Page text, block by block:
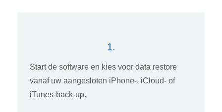
1.
Start de software en kies voor data restore
vanaf uw aangesloten iPhone-, iCloud- of
iTunes-back-up.